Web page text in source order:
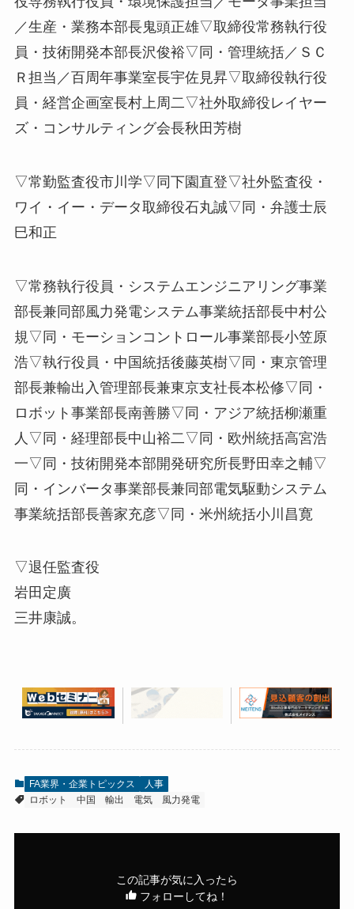
／生産・業務本部長鬼頭正雄▽取締役常務執行役
員・技術開発本部長沢俊裕▽同・管理統括／ＳＣ
Ｒ担当／百周年事業室長宇佐見昇▽取締役執行役
員・経営企画室長村上周二▽社外取締役レイヤー
ズ・コンサルティング会長秋田芳樹
▽常勤監査役市川学▽同下園直登▽社外監査役・
ワイ・イー・データ取締役石丸誠▽同・弁護士辰
巳和正
▽常務執行役員・システムエンジニアリング事業
部長兼同部風力発電システム事業統括部長中村公
規▽同・モーションコントロール事業部長小笠原
浩▽執行役員・中国統括後藤英樹▽同・東京管理
部長兼輸出入管理部長兼東京支社長本松修▽同・
ロボット事業部長南善勝▽同・アジア統括柳瀬重
人▽同・経理部長中山裕二▽同・欧州統括高宮浩
一▽同・技術開発本部開発研究所長野田幸之輔▽
同・インバータ事業部長兼同部電気駆動システム
事業統括部長善家充彦▽同・米州統括小川昌寛
▽退任監査役
岩田定廣
三井康誠。
FA業界・企業トピックス
人事
ロボット
中国 輸出 電気 風力発電
この記事が気に入ったら
フォローしてね！